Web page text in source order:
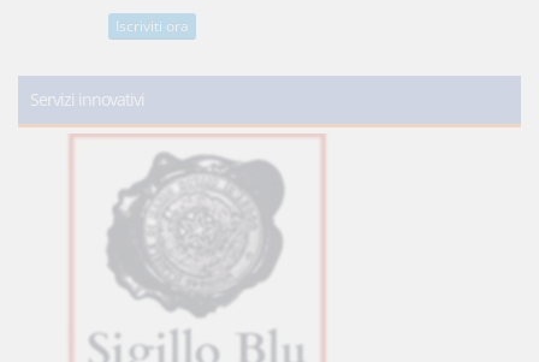
Iscriviti ora
Servizi innovativi